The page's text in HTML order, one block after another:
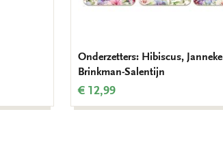
Onderzetters: Hibiscus, Janneke
Brinkman-Salentijn
€ 12,99